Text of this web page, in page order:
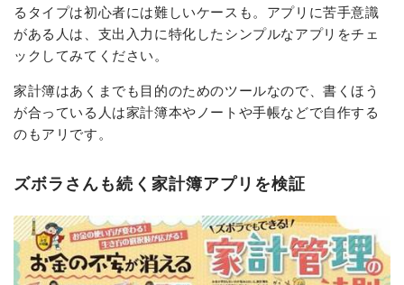
るタイプは初心者には難しいケースも。アプリに苦手意識
がある人は、支出入力に特化したシンプルなアプリをチェ
ックしてみてください。
家計簿はあくまでも目的のためのツールなので、書くほう
が合っている人は家計簿本やノートや手帳などで自作する
のもアリです。
ズボラさんも続く家計簿アプリを検証